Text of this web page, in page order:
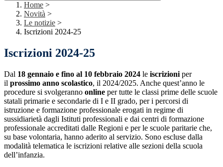
Home >
Novità >
Le notizie >
Iscrizioni 2024-25
Iscrizioni 2024-25
Dal 18 gennaio e fino al 10 febbraio 2024 le iscrizioni per
il prossimo anno scolastico, il 2024/2025. Anche quest’anno le
procedure si svolgeranno online per tutte le classi prime delle scuole
statali primarie e secondarie di I e II grado, per i percorsi di
istruzione e formazione professionale erogati in regime di
sussidiarietà dagli Istituti professionali e dai centri di formazione
professionale accreditati dalle Regioni e per le scuole paritarie che,
su base volontaria, hanno aderito al servizio. Sono escluse dalla
modalità telematica le iscrizioni relative alle sezioni della scuola
dell’infanzia.